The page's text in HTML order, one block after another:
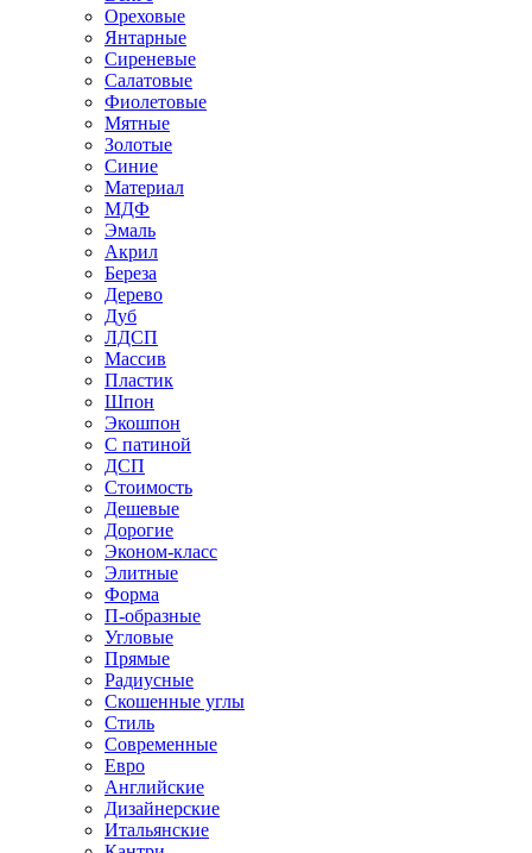
Ореховые
Янтарные
Сиреневые
Салатовые
Фиолетовые
Мятные
Золотые
Синие
Материал
МДФ
Эмаль
Акрил
Береза
Дерево
Дуб
ЛДСП
Массив
Пластик
Шпон
Экошпон
С патиной
ДСП
Стоимость
Дешевые
Дорогие
Эконом-класс
Элитные
Форма
П-образные
Угловые
Прямые
Радиусные
Скошенные углы
Стиль
Современные
Евро
Английские
Дизайнерские
Итальянские